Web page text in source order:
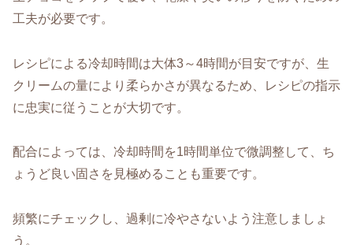
工夫が必要です。
レシピによる冷却時間は大体3～4時間が目安ですが、生
クリームの量により柔らかさが異なるため、レシピの指示
に忠実に従うことが大切です。
配合によっては、冷却時間を1時間単位で微調整して、ち
ょうど良い固さを見極めることも重要です。
頻繁にチェックし、過剰に冷やさないよう注意しましょ
う。